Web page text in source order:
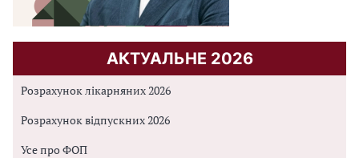
АКТУАЛЬНЕ 2026
Розрахунок лікарняних 2026
Розрахунок відпускних 2026
Усе про ФОП